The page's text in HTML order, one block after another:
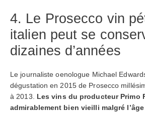
4. Le Prosecco vin
italien peut se
dizaines d’années
Le journaliste oenologue Michael
dégustation en 2015 de Prosecco
à 2013. Les vins du producteur Primo
admirablement bien vieilli malgré l’âge